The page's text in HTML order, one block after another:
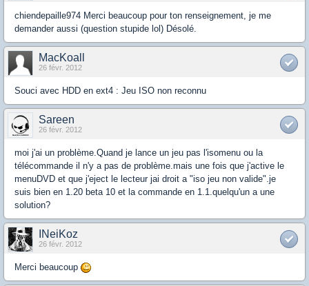
chiendepaille974 Merci beaucoup pour ton renseignement, je me
demander aussi (question stupide lol) Désolé.
MacKoall
26 févr. 2012
Souci avec HDD en ext4 : Jeu ISO non reconnu
Sareen
26 févr. 2012
moi j'ai un problème.Quand je lance un jeu pas l'isomenu ou la
télécommande il n'y a pas de problème.mais une fois que j'active le
menuDVD et que j'eject le lecteur jai droit a "iso jeu non valide".je
suis bien en 1.20 beta 10 et la commande en 1.1.quelqu'un a une
solution?
INeiKoz
26 févr. 2012
Merci beaucoup